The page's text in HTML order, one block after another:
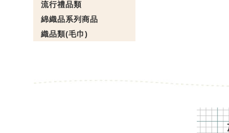
流行禮品類
綿織品系列商品
織品類(毛巾)